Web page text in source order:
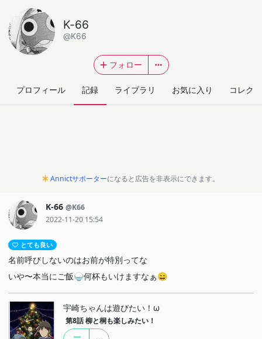
K-66
@K66
フォロー
プロフィール 記録 ライブラリ お気に入り コレク
Annictサポーターになると広告を非表示にできます。
K-66 @K66
2022-11-20 15:54
とても良い
名前呼びしないのはお前が特別ってな
いや〜本当にご飯🍚何杯もいけますなぁ😄
宇崎ちゃんは遊びたい！ω
第8話 柳と桐も楽しみたい！